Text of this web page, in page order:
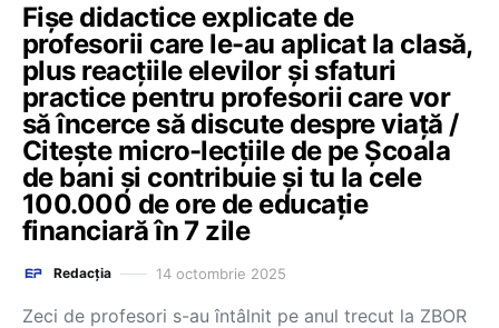
Fișe didactice explicate de
profesorii care le-au aplicat la clasă,
plus reacțiile elevilor și sfaturi
practice pentru profesorii care vor
să încerce să discute despre viață /
Citește micro-lecțiile de pe Școala
de bani și contribuie și tu la cele
100.000 de ore de educație
financiară în 7 zile
Redacția 14 octombrie 2025
Zeci de profesori s-au întâlnit pe anul trecut la ZBOR